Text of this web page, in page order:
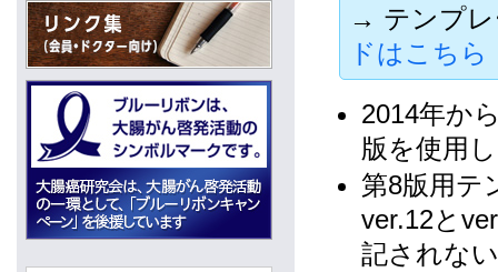
→ テンプレ
ドはこちら
2014年か
版を使用
第8版用テ
ver.12と
記されな